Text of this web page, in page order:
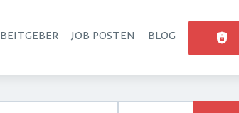
JOB POSTEN BLOG